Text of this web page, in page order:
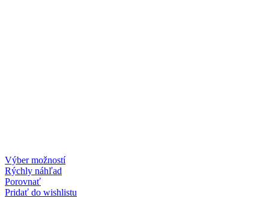
Výber možnostíTento
viacero
Rýchly náhľad
Porovnať
Pridať do wishlistu